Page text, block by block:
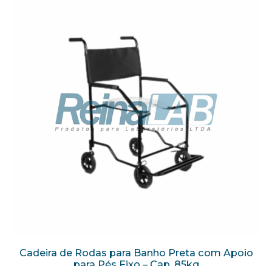
Cadeira de Rodas para Banho Preta com Apoio